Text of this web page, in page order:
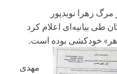
مرگ زهرا نویدپور
طی بیانیه‌ای اعلام کرد
خودکشی بوده است.
مهدی